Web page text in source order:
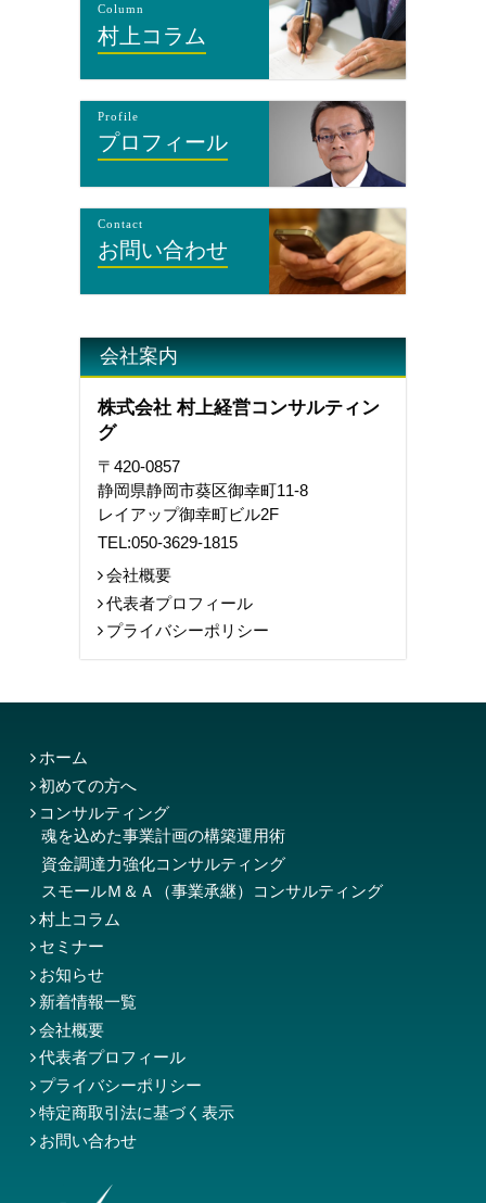
Column
村上コラム
Profile
プロフィール
Contact
お問い合わせ
会社案内
株式会社 村上経営コンサルティン
グ
〒420-0857
静岡県静岡市葵区御幸町11-8
レイアップ御幸町ビル2F
TEL:050-3629-1815
会社概要
代表者プロフィール
プライバシーポリシー
ホーム
初めての方へ
コンサルティング
魂を込めた事業計画の構築運用術
資金調達力強化コンサルティング
スモールＭ＆Ａ（事業承継）コンサルティング
村上コラム
セミナー
お知らせ
新着情報一覧
会社概要
代表者プロフィール
プライバシーポリシー
特定商取引法に基づく表示
お問い合わせ